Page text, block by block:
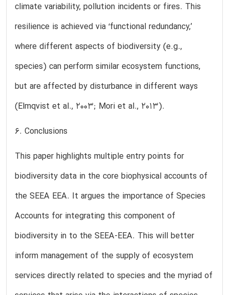
climate variability, pollution incidents or fires. This
resilience is achieved via ‘functional redundancy,’
where different aspects of biodiversity (e.g.,
species) can perform similar ecosystem functions,
but are affected by disturbance in different ways
(Elmqvist et al., 2003; Mori et al., 2013).
6. Conclusions
This paper highlights multiple entry points for
biodiversity data in the core biophysical accounts of
the SEEA EEA. It argues the importance of Species
Accounts for integrating this component of
biodiversity in to the SEEA-EEA. This will better
inform management of the supply of ecosystem
services directly related to species and the myriad of